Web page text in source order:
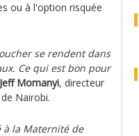
ou à l'option risquée
se rendent dans
Ce qui est bon pour
Jeff Momanyi, directeur
Nairobi.
à la Maternité de